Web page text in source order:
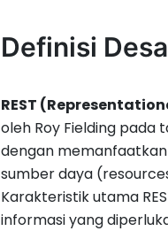
Definisi
REST
oleh Roy Fielding pada
dengan memanfaatkan
sumber daya
Karakteristik utama
informasi yang